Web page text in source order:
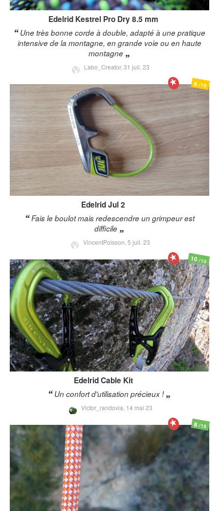
Edelrid Kestrel Pro Dry 8.5 mm
Une très bonne corde à double, adapté à une pratique
intensive de la montagne, en grande voie ou en haute
montagne
Labo_Creator, 31 juil. 23
EdelridJul 2
Fais le boulot mais redescendre un grimpeur est
difficile
VincentPoisson, 5 juil. 23
6/10
Edelrid Cable Kit
Un confort d'utilisation précieux !
Victor_randovia, 14 mai 23
10/10
8/10